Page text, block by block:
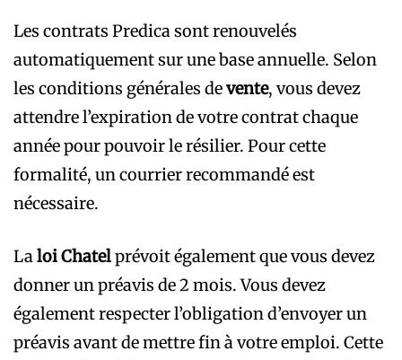
Les contrats Predica sont renouvelés
automatiquement sur une base annuelle. Selon
les conditions générales devente, vous devez
attendre l’expiration de votre contrat chaque
année pour pouvoir le résilier. Pour cette
formalité, un courrier recommandé est
nécessaire.
Laloi Chatelprévoit également que vous devez
donner un préavis de 2 mois. Vous devez
également respecter l’obligation d’envoyer un
préavis avant de mettre fin à votre emploi. Cette